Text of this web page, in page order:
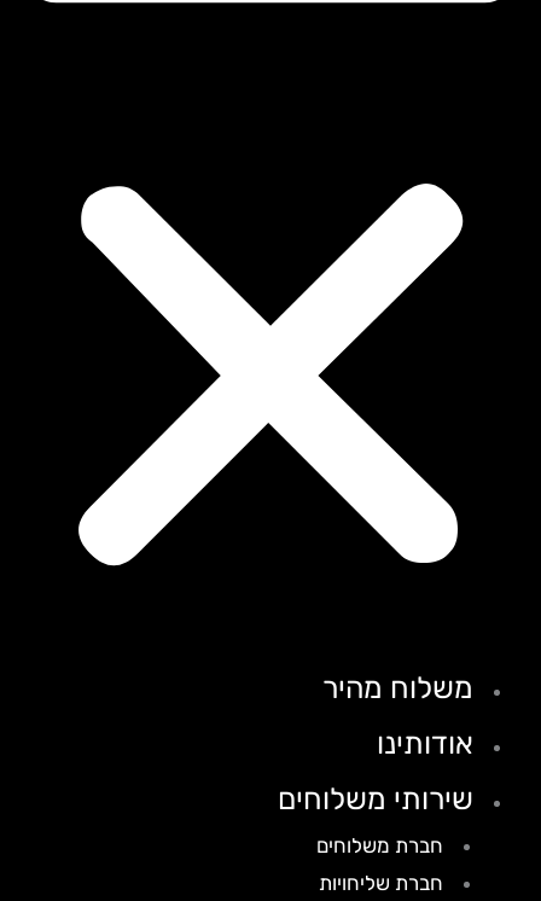
משלוח מהיר
אודותינו
שירותי משלוחים
חברת משלוחים
חברת שליחויות